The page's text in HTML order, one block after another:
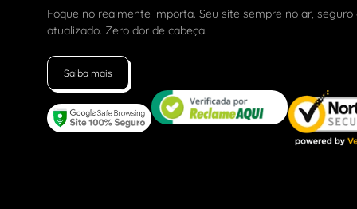
Foque no realmente importa. Seu site sempre no ar, seguro
atualizado. Zero dor de cabeça.
Saiba mais